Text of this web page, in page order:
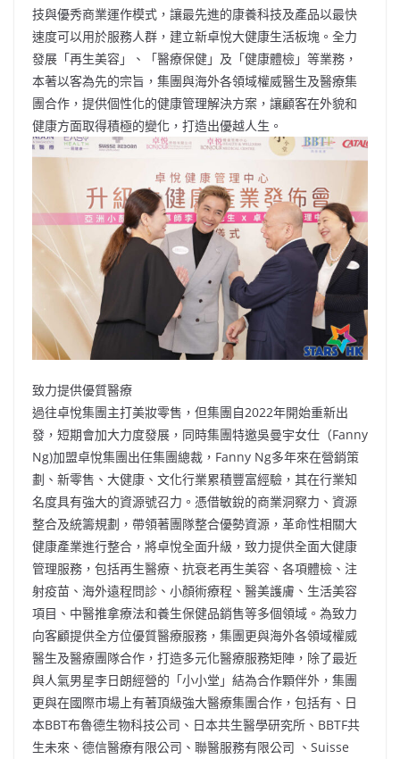
技與優秀商業運作模式，讓最先進的康養科技及產品以最快
速度可以用於服務人群，建立新卓悅大健康生活板塊。全力
發展「再生美容」、「醫療保健」及「健康體檢」等業務，
本著以客為先的宗旨，集團與海外各領域權威醫生及醫療集
團合作，提供個性化的健康管理解決方案，讓顧客在外貌和
健康方面取得積極的變化，打造出優越人生。
致力提供優質醫療
過往卓悅集團主打美妝零售，但集團自2022年開始重新出
發，短期會加大力度發展，同時集團特邀吳曼宇女仕（Fanny
Ng)加盟卓悅集團出任集團總裁，Fanny Ng多年來在營銷策
劃、新零售、大健康、文化行業累積豐富經驗，其在行業知
名度具有強⼤的資源號召⼒。憑借敏銳的商業洞察⼒、資源
整合及統籌規劃，帶領著團隊整合優勢資源，革命性相關大
健康產業進⾏整合，將卓悅全面升級，致力提供全面大健康
管理服務，包括再生醫療、抗衰老再生美容、各項體檢、注
射疫苗、海外遠程問診、小顏術療程、醫美護膚、生活美容
項目、中醫推拿療法和養生保健品銷售等多個領域。為致力
向客顧提供全方位優質醫療服務，集團更與海外各領域權威
醫生及醫療團隊合作，打造多元化醫療服務矩陣，除了最近
與人氣男星李日朗經營的「小小堂」結為合作顆伴外，集團
更與在國際市場上有著頂級強大醫療集團合作，包括有、日
本BBT布魯德生物科技公司、日本共生醫學研究所、BBTF共
生未來、德信醫療有限公司、聯醫服務有限公司 、Suisse